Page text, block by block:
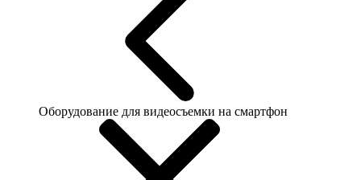
Оборудование для видеосъемки на смартфон